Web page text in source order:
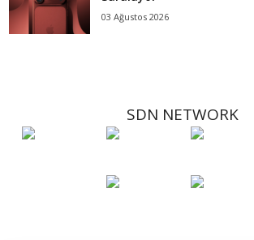
03 Ağustos 2026
SDN NETWORK